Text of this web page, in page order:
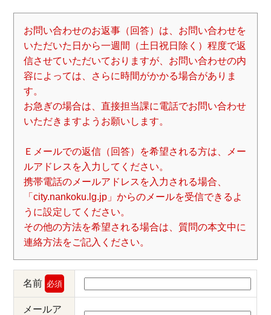
お問い合わせのお返事（回答）は、お問い合わせを
いただいた日から一週間（土日祝日除く）程度で返
信させていただいておりますが、お問い合わせの内
容によっては、さらに時間がかかる場合がありま
す。
お急ぎの場合は、直接担当課に電話でお問い合わせ
いただきますようお願いします。
Ｅメールでの返信（回答）を希望される方は、メー
ルアドレスを入力してください。
携帯電話のメールアドレスを入力される場合、
「city.nankoku.lg.jp」からのメールを受信できるよ
うに設定してください。
その他の方法を希望される場合は、質問の本文中に
連絡方法をご記入ください。
名前 必須
メールア